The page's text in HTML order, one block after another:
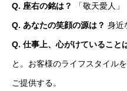
Q. 座右の銘は？ 「敬天愛人」
Q. あなたの笑顔の源は？ 身近
Q. 仕事上、心がけていること
と。お客様のライフスタイル
ご提供する。